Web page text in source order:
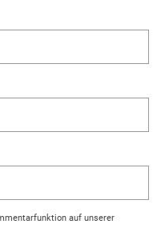
auf unserer